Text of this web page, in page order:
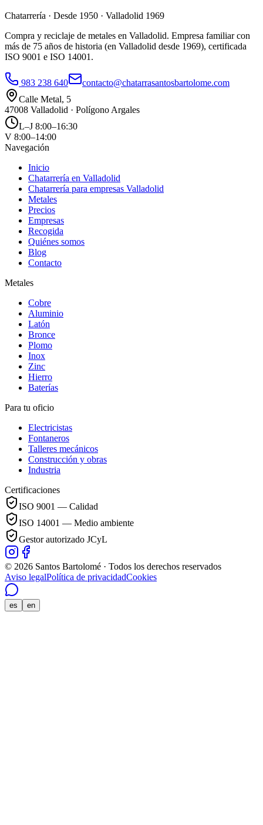
Chatarrería · Desde 1950 · Valladolid 1969
Compra y reciclaje de metales en Valladolid. Empresa familiar con
más de 75 años de historia (en Valladolid desde 1969), certificada
ISO 9001 e ISO 14001.
983 238 640
contacto@chatarrasantosbartolome.com
Calle Metal, 5
47008 Valladolid · Polígono Argales
L–J 8:00–16:30
V 8:00–14:00
Navegación
Inicio
Chatarrería en Valladolid
Chatarrería para empresas Valladolid
Metales
Precios
Empresas
Recogida
Quiénes somos
Blog
Contacto
Metales
Cobre
Aluminio
Latón
Bronce
Plomo
Inox
Zinc
Hierro
Baterías
Para tu oficio
Electricistas
Fontaneros
Talleres mecánicos
Construcción y obras
Industria
Certificaciones
ISO 9001 — Calidad
ISO 14001 — Medio ambiente
Gestor autorizado JCyL
© 2026 Santos Bartolomé · Todos los derechos reservados
Aviso legalPolítica de privacidadCookies
es en